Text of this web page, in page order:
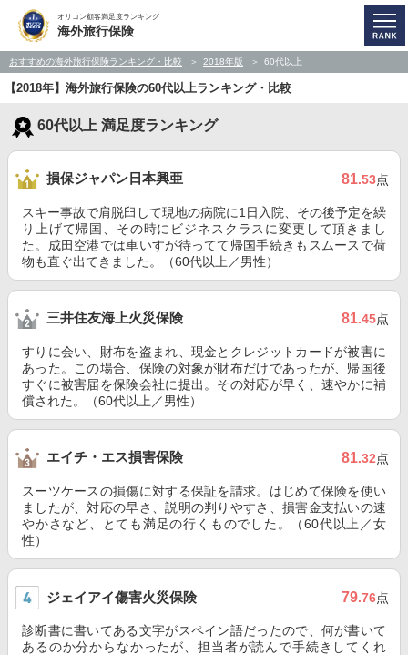
オリコン顧客満足度ランキング
海外旅行保険
おすすめの海外旅行保険ランキング・比較 2018年版 60代以上
【2018年】海外旅行保険の60代以上ランキング・比較
60代以上 満足度ランキング
損保ジャパン日本興亜 81.53点
スキー事故で肩脱臼して現地の病院に1日入院、その後予定を繰
り上げて帰国、その時にビジネスクラスに変更して頂きまし
た。成田空港では車いすが待ってて帰国手続きもスムースで荷
物も直ぐ出てきました。（60代以上／男性）
三井住友海上火災保険 81.45点
すりに会い、財布を盗まれ、現金とクレジットカードが被害に
あった。この場合、保険の対象が財布だけであったが、帰国後
すぐに被害届を保険会社に提出。その対応が早く、速やかに補
償された。（60代以上／男性）
エイチ・エス損害保険 81.32点
スーツケースの損傷に対する保証を請求。はじめて保険を使い
ましたが、対応の早さ、説明の判りやすさ、損害金支払いの速
やかさなど、とても満足の行くものでした。（60代以上／女
性）
ジェイアイ傷害火災保険 79.76点
診断書に書いてある文字がスペイン語だったので、何が書いて
あるのか分からなかったが、担当者が読んで手続きしてくれ